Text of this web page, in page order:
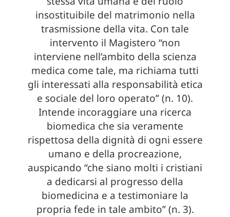
insostituibile del matrimonio nella
trasmissione della vita. Con tale
intervento il Magistero “non
interviene nell’ambito della scienza
medica come tale, ma richiama tutti
gli interessati alla responsabilità etica
e sociale del loro operato” (n. 10).
Intende incoraggiare una ricerca
biomedica che sia veramente
rispettosa della dignità di ogni essere
umano e della procreazione,
auspicando “che siano molti i cristiani
a dedicarsi al progresso della
biomedicina e a testimoniare la
propria fede in tale ambito” (n. 3).